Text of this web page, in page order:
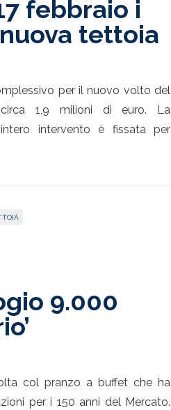
febbraio i
tettoia
per il nuovo volto del
1,9 milioni di euro. La
intervento è fissata per
9.000
col pranzo a buffet che ha
per i 150 anni del Mercato.